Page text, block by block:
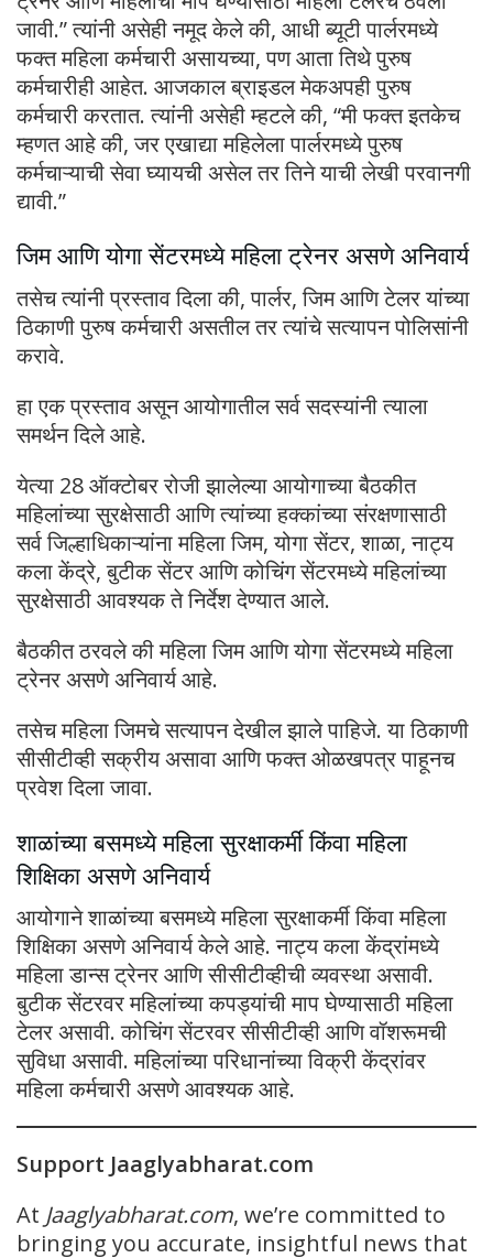
जावी.” त्यांनी असेही नमूद केले की, आधी ब्यूटी पार्लरमध्ये
फक्त महिला कर्मचारी असायच्या, पण आता तिथे पुरुष
कर्मचारीही आहेत. आजकाल ब्राइडल मेकअपही पुरुष
कर्मचारी करतात. त्यांनी असेही म्हटले की, “मी फक्त इतकेच
म्हणत आहे की, जर एखाद्या महिलेला पार्लरमध्ये पुरुष
कर्मचाऱ्याची सेवा घ्यायची असेल तर तिने याची लेखी परवानगी
द्यावी.”
जिम आणि योगा सेंटरमध्ये महिला ट्रेनर असणे अनिवार्य
तसेच त्यांनी प्रस्ताव दिला की, पार्लर, जिम आणि टेलर यांच्या
ठिकाणी पुरुष कर्मचारी असतील तर त्यांचे सत्यापन पोलिसांनी
करावे.
हा एक प्रस्ताव असून आयोगातील सर्व सदस्यांनी त्याला
समर्थन दिले आहे.
येत्या 28 ऑक्टोबर रोजी झालेल्या आयोगाच्या बैठकीत
महिलांच्या सुरक्षेसाठी आणि त्यांच्या हक्कांच्या संरक्षणासाठी
सर्व जिल्हाधिकाऱ्यांना महिला जिम, योगा सेंटर, शाळा, नाट्य
कला केंद्रे, बुटीक सेंटर आणि कोचिंग सेंटरमध्ये महिलांच्या
सुरक्षेसाठी आवश्यक ते निर्देश देण्यात आले.
बैठकीत ठरवले की महिला जिम आणि योगा सेंटरमध्ये महिला
ट्रेनर असणे अनिवार्य आहे.
तसेच महिला जिमचे सत्यापन देखील झाले पाहिजे. या ठिकाणी
सीसीटीव्ही सक्रीय असावा आणि फक्त ओळखपत्र पाहूनच
प्रवेश दिला जावा.
शाळांच्या बसमध्ये महिला सुरक्षाकर्मी किंवा महिला
शिक्षिका असणे अनिवार्य
आयोगाने शाळांच्या बसमध्ये महिला सुरक्षाकर्मी किंवा महिला
शिक्षिका असणे अनिवार्य केले आहे. नाट्य कला केंद्रांमध्ये
महिला डान्स ट्रेनर आणि सीसीटीव्हीची व्यवस्था असावी.
बुटीक सेंटरवर महिलांच्या कपड्यांची माप घेण्यासाठी महिला
टेलर असावी. कोचिंग सेंटरवर सीसीटीव्ही आणि वॉशरूमची
सुविधा असावी. महिलांच्या परिधानांच्या विक्री केंद्रांवर
महिला कर्मचारी असणे आवश्यक आहे.
Support Jaaglyabharat.com
At Jaaglyabharat.com, we’re committed to
bringing you accurate, insightful news that